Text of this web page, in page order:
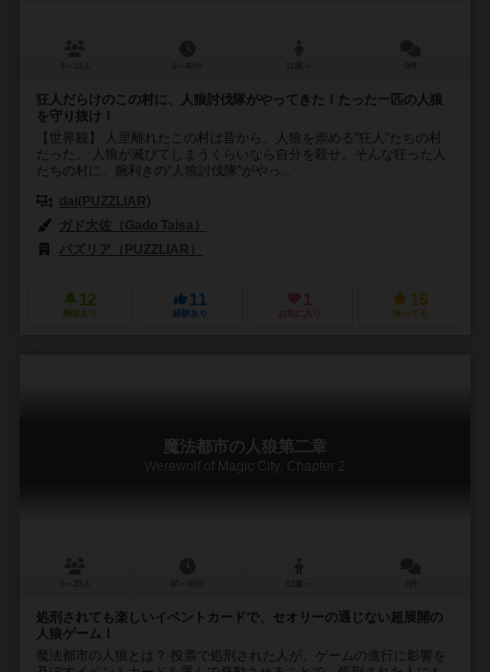
狂人だらけのこの村に、人狼討伐隊がやってきた！たった一匹の人狼
を守り抜け！
【世界観】 人里離れたこの村は昔から、人狼を崇める"狂人"たちの村
だった。 人狼が滅びてしまうくらいなら自分を殺せ。そんな狂った人
たちの村に、腕利きの”人狼討伐隊”がやっ...
dai(PUZZLIAR)
ガド大佐（Gado Taisa）
パズリア（PUZZLIAR）
12
興味あり
11
経験あり
1
お気に入り
15
持ってる
魔法都市の人狼第二章
Werewolf of Magic City: Chapter 2
処刑されても楽しいイベントカードで、セオリーの通じない超展開の
人狼ゲーム！
魔法都市の人狼とは？ 投票で処刑された人が、ゲームの進行に影響を